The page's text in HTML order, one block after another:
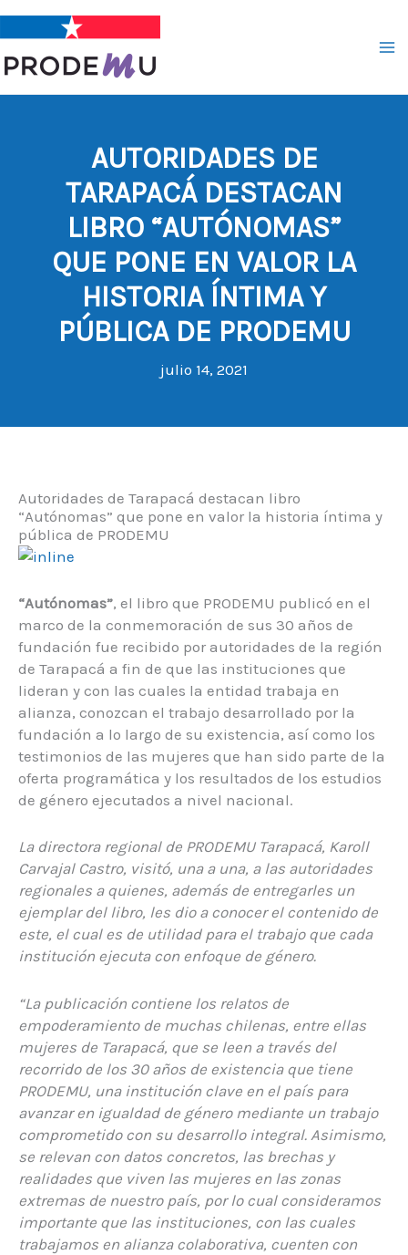
contenido
AUTORIDADES DE
TARAPACÁ DESTACAN
LIBRO “AUTÓNOMAS”
QUE PONE EN VALOR LA
HISTORIA ÍNTIMA Y
PÚBLICA DE PRODEMU
julio 14, 2021
Autoridades de Tarapacá destacan libro
“Autónomas” que pone en valor la historia íntima y
pública de PRODEMU
“Autónomas”, el libro que PRODEMU publicó en el
marco de la conmemoración de sus 30 años de
fundación fue recibido por autoridades de la región
de Tarapacá a fin de que las instituciones que
lideran y con las cuales la entidad trabaja en
alianza, conozcan el trabajo desarrollado por la
fundación a lo largo de su existencia, así como los
testimonios de las mujeres que han sido parte de la
oferta programática y los resultados de los estudios
de género ejecutados a nivel nacional.
La directora regional de PRODEMU Tarapacá, Karoll
Carvajal Castro, visitó, una a una, a las autoridades
regionales a quienes, además de entregarles un
ejemplar del libro, les dio a conocer el contenido de
este, el cual es de utilidad para el trabajo que cada
institución ejecuta con enfoque de género.
“La publicación contiene los relatos de
empoderamiento de muchas chilenas, entre ellas
mujeres de Tarapacá, que se leen a través del
recorrido de los 30 años de existencia que tiene
PRODEMU, una institución clave en el país para
avanzar en igualdad de género mediante un trabajo
comprometido con su desarrollo integral. Asimismo,
se relevan con datos concretos, las brechas y
realidades que viven las mujeres en las zonas
extremas de nuestro país, por lo cual consideramos
importante que las instituciones, con las cuales
trabajamos en alianza colaborativa, cuenten con